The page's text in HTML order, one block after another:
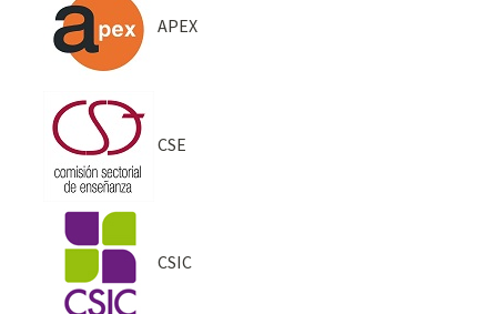
APEX
CSE
CSIC